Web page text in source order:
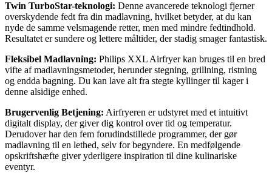
Twin TurboStar-teknologi: Denne avancerede teknologi fjerner
overskydende fedt fra din madlavning, hvilket betyder, at du kan
nyde de samme velsmagende retter, men med mindre fedtindhold.
Resultatet er sundere og lettere måltider, der stadig smager fantastisk.
Fleksibel Madlavning: Philips XXL Airfryer kan bruges til en bred
vifte af madlavningsmetoder, herunder stegning, grillning, ristning
og endda bagning. Du kan lave alt fra stegte kyllinger til kager i
denne alsidige enhed.
Brugervenlig Betjening: Airfryeren er udstyret med et intuitivt
digitalt display, der giver dig kontrol over tid og temperatur.
Derudover har den fem forudindstillede programmer, der gør
madlavning til en lethed, selv for begyndere. En medfølgende
opskriftshæfte giver yderligere inspiration til dine kulinariske
eventyr.